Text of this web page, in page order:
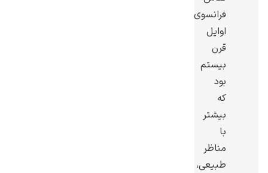
فرانسوی
اوایل
قرن
بیستم
بود
که
بیشتر
با
مناظر
طبیعی،